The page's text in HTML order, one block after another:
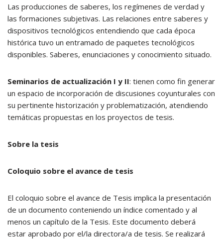
Las producciones de saberes, los regímenes de verdad y
las formaciones subjetivas. Las relaciones entre saberes y
dispositivos tecnológicos entendiendo que cada época
histórica tuvo un entramado de paquetes tecnológicos
disponibles. Saberes, enunciaciones y conocimiento situado.
Seminarios de actualización I y II: tienen como fin generar
un espacio de incorporación de discusiones coyunturales con
su pertinente historización y problematización, atendiendo
temáticas propuestas en los proyectos de tesis.
Sobre la tesis
Coloquio sobre el avance de tesis
El coloquio sobre el avance de Tesis implica la presentación
de un documento conteniendo un índice comentado y al
menos un capítulo de la Tesis. Este documento deberá
estar aprobado por el/la directora/a de tesis. Se realizará